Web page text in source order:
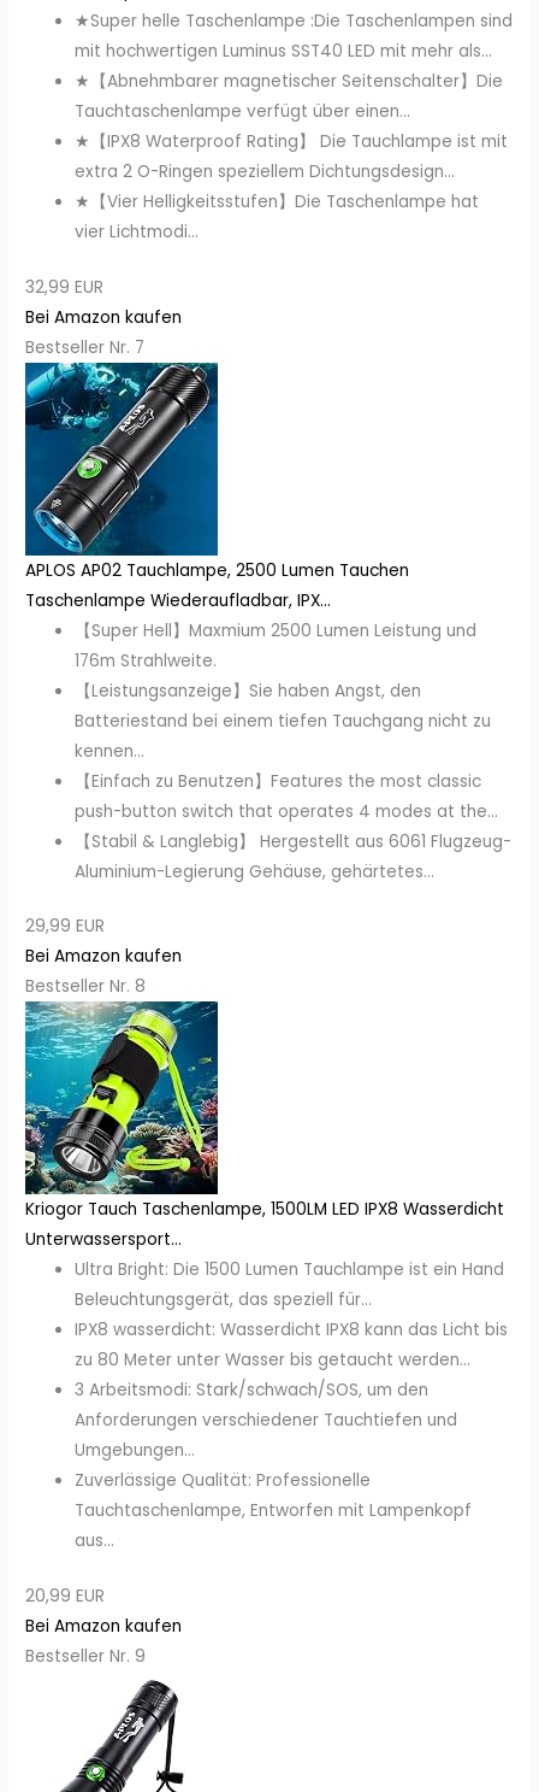
★Super helle Taschenlampe :Die Taschenlampen sind
mit hochwertigen Luminus SST40 LED mit mehr als...
★【Abnehmbarer magnetischer Seitenschalter】Die
Tauchtaschenlampe verfügt über einen...
★【IPX8 Waterproof Rating】 Die Tauchlampe ist mit
extra 2 O-Ringen speziellem Dichtungsdesign...
★【Vier Helligkeitsstufen】Die Taschenlampe hat
vier Lichtmodi...
32,99 EUR
Bei Amazon kaufen
Bestseller Nr. 7
APLOS AP02 Tauchlampe, 2500 Lumen Tauchen
Taschenlampe Wiederaufladbar, IPX...
【Super Hell】Maxmium 2500 Lumen Leistung und
176m Strahlweite.
【Leistungsanzeige】Sie haben Angst, den
Batteriestand bei einem tiefen Tauchgang nicht zu
kennen...
【Einfach zu Benutzen】Features the most classic
push-button switch that operates 4 modes at the...
【Stabil & Langlebig】 Hergestellt aus 6061 Flugzeug-
Aluminium-Legierung Gehäuse, gehärtetes...
29,99 EUR
Bei Amazon kaufen
Bestseller Nr. 8
Kriogor Tauch Taschenlampe, 1500LM LED IPX8 Wasserdicht
Unterwassersport...
Ultra Bright: Die 1500 Lumen Tauchlampe ist ein Hand
Beleuchtungsgerät, das speziell für...
IPX8 wasserdicht: Wasserdicht IPX8 kann das Licht bis
zu 80 Meter unter Wasser bis getaucht werden...
3 Arbeitsmodi: Stark/schwach/SOS, um den
Anforderungen verschiedener Tauchtiefen und
Umgebungen...
Zuverlässige Qualität: Professionelle
Tauchtaschenlampe, Entworfen mit Lampenkopf
aus...
20,99 EUR
Bei Amazon kaufen
Bestseller Nr. 9